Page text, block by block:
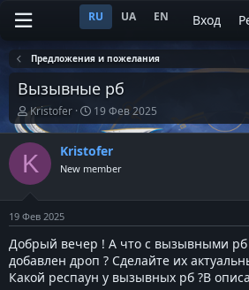
RU UA EN Вход
Предложения и пожелания
Вызывные рб
А
в
т
о
р
т
ы
Kristofer
Д
а
т
а
н
л
19 Фев 2025
K Kristofer
New member
19 Фев 2025
Добрый вечер ! А что с вызывными
добавлен дроп ? Сделайте их
Какой респаун у вызывных рб ?В